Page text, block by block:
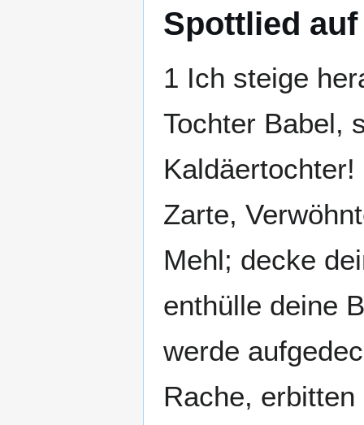
Spottlied
1 Ich steige
Tochter Babel,
Zarte,
Mehl; decke
enthülle deine
werde
Rache,